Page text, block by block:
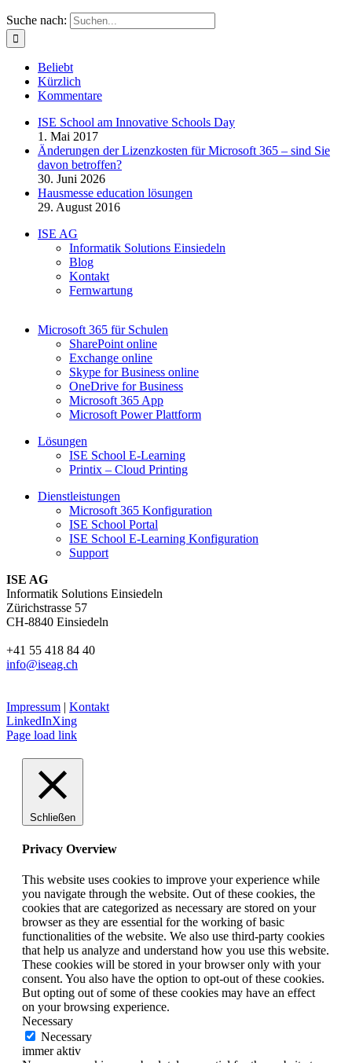
Suche nach:
Beliebt
Kürzlich
Kommentare
ISE School am Innovative Schools Day
1. Mai 2017
Änderungen der Lizenzkosten für Microsoft 365 – sind Sie
davon betroffen?
30. Juni 2026
Hausmesse education lösungen
29. August 2016
ISE AG
Informatik Solutions Einsiedeln
Blog
Kontakt
Fernwartung
Microsoft 365 für Schulen​
SharePoint online
Exchange online
Skype for Business online
OneDrive for Business
Microsoft 365 App
Microsoft Power Plattform
Lösungen
ISE School E-Learning
Printix – Cloud Printing
Dienstleistungen
Microsoft 365 Konfiguration
ISE School Portal
ISE School E-Learning Konfiguration
Support
ISE AG
Informatik Solutions Einsiedeln
Zürichstrasse 57
CH-8840 Einsiedeln
+41 55 418 84 40
info@iseag.ch
Impressum | Kontakt
LinkedInXing
Page load link
Schließen
Privacy Overview
This website uses cookies to improve your experience while
you navigate through the website. Out of these cookies, the
cookies that are categorized as necessary are stored on your
browser as they are essential for the working of basic
functionalities of the website. We also use third-party cookies
that help us analyze and understand how you use this website.
These cookies will be stored in your browser only with your
consent. You also have the option to opt-out of these cookies.
But opting out of some of these cookies may have an effect
on your browsing experience.
Necessary
Necessary
immer aktiv